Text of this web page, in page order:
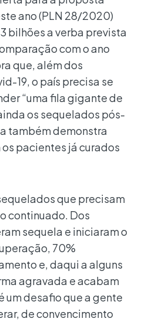
ano (PLN 28/2020)
bilhões a verba prevista
com o ano
que, além dos
19, o país precisa se
“uma fila gigante de
os sequelados pós-
também demonstra
pacientes já curados
que precisam
continuado. Dos
sequela e iniciaram o
70%
e, daqui a alguns
agravada e acabam
um desafio que a gente
de convencimento